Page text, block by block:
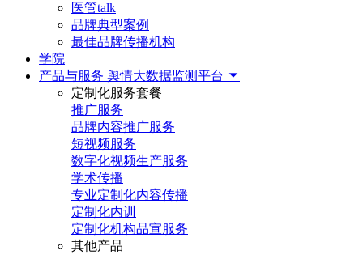
医管talk
品牌典型案例
最佳品牌传播机构
学院
产品与服务 舆情大数据监测平台
定制化服务套餐
推广服务
品牌内容推广服务
短视频服务
数字化视频生产服务
学术传播
专业定制化内容传播
定制化内训
定制化机构品宣服务
其他产品